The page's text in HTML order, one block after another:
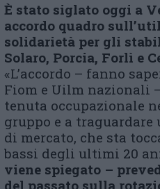
È stato siglato oggi a
accordo quadro
solidarietà per gli
Solaro, Porcia, Forlì e
«L’accordo – fanno
Fiom e Uilm nazionali
tenuta occupazionale
gruppo e a
di mercato, che sta
bassi degli ultimi 20
viene spiegato –
del passato sulla